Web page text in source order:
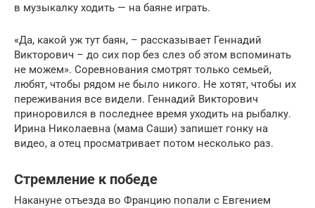
в музыкалку ходить — на баяне играть.
«Да, какой уж тут баян, – рассказывает Геннадий
Викторович – до сих пор без слез об этом вспоминать
не можем». Соревнования смотрят только семьей,
любят, чтобы рядом не было никого. Не хотят, чтобы их
переживания все видели. Геннадий Викторович
приноровился в последнее время уходить на рыбалку.
Ирина Николаевна (мама Саши) запишет гонку на
видео, а отец просматривает потом несколько раз.
Стремление к победе
Накануне отъезда во Францию попали с Евгением